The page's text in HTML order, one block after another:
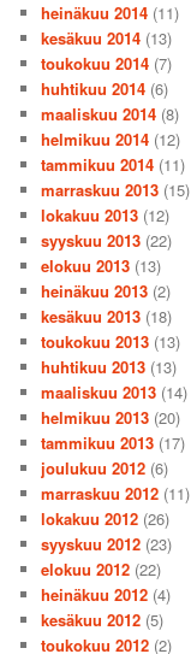
heinäkuu 2014 (11)
kesäkuu 2014 (13)
toukokuu 2014 (7)
huhtikuu 2014 (6)
maaliskuu 2014 (8)
helmikuu 2014 (12)
tammikuu 2014 (11)
marraskuu 2013 (15)
lokakuu 2013 (12)
syyskuu 2013 (22)
elokuu 2013 (13)
heinäkuu 2013 (2)
kesäkuu 2013 (18)
toukokuu 2013 (13)
huhtikuu 2013 (13)
maaliskuu 2013 (14)
helmikuu 2013 (20)
tammikuu 2013 (17)
joulukuu 2012 (6)
marraskuu 2012 (11)
lokakuu 2012 (26)
syyskuu 2012 (23)
elokuu 2012 (22)
heinäkuu 2012 (4)
kesäkuu 2012 (5)
toukokuu 2012 (2)